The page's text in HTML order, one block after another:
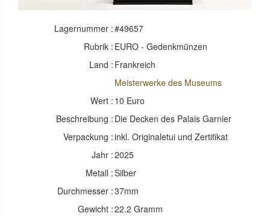
Lagernummer :#49657
Rubrik : EURO - Gedenkmünzen
Land : Frankreich
Meisterwerke des Museums
Wert : 10 Euro
Beschreibung : Die Decken des Palais Garnier
Verpackung :inkl. Originaletui und Zertifikat
Jahr :2025
Metall :Silber
Durchmesser :37mm
Gewicht :22.2 Gramm